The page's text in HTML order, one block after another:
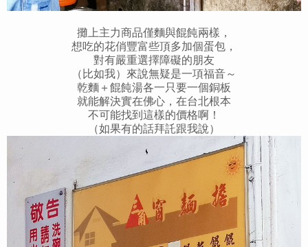
攤上主力商品僅麵與餛飩兩樣，
想吃的花俏豐富些頂多加個蛋包，
對有嚴重選擇障礙的朋友
（比如我）來說無疑是一項福音～
乾麵＋餛飩湯各一只要一個銅板
就能解決實在佛心，在台北根本
不可能找到這樣的價格啊！
（如果有的話拜託跟我說）